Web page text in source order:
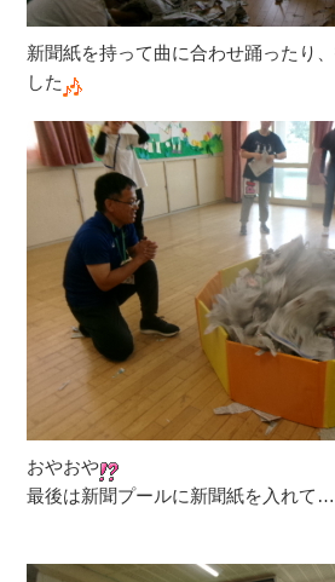
新聞紙を持って曲に合わせ踊ったり
した
おやおや
最後は新聞プールに新聞紙を入れて…